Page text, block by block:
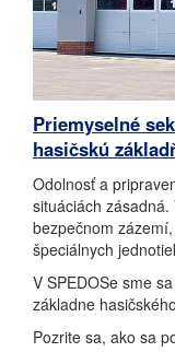
Priemyselné
hasičskú
Odolnosť a
situáciách
bezpečnom
špeciálnych
V SPEDOSe sme
základne
Pozrite sa, ako sa